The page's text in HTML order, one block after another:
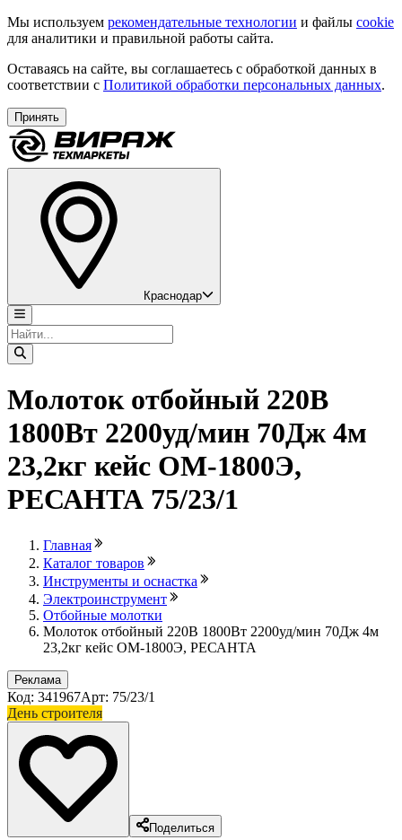
Мы используем рекомендательные технологии и файлы cookie
для аналитики и правильной работы сайта.
Оставаясь на сайте, вы соглашаетесь с обработкой данных в
соответствии с Политикой обработки персональных данных.
Принять
Краснодар
Молоток отбойный 220В
1800Вт 2200уд/мин 70Дж 4м
23,2кг кейс ОМ-1800Э,
РЕСАНТА 75/23/1
Главная
Каталог товаров
Инструменты и оснастка
Электроинструмент
Отбойные молотки
Молоток отбойный 220В 1800Вт 2200уд/мин 70Дж 4м
23,2кг кейс ОМ-1800Э, РЕСАНТА
Реклама
Код: 341967Арт: 75/23/1
День строителя
Поделиться